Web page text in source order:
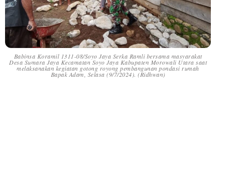
Babinsa Koramil 1311-08/Soyo Jaya Serka Ramli bersama masyarakat
Desa Sumara Jaya Kecamatan Soyo Jaya Kabupaten Morowali Utara saat
melaksanakan kegiatan gotong royong pembangunan pondasi rumah
Bapak Adam, Selasa (9/7/2024). (Ridhwan)